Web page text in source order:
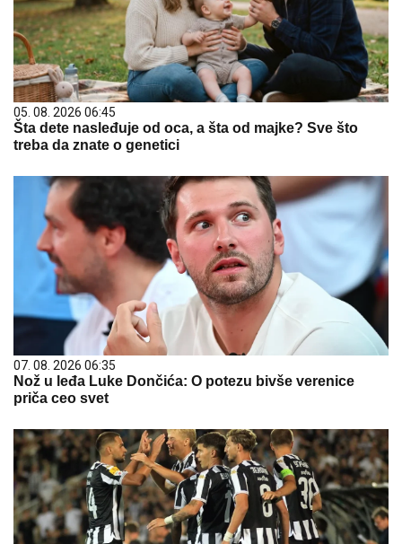
05. 08. 2026 06:45
Šta dete nasleđuje od oca, a šta od majke? Sve što
treba da znate o genetici
07. 08. 2026 06:35
Nož u leđa Luke Dončića: O potezu bivše verenice
priča ceo svet